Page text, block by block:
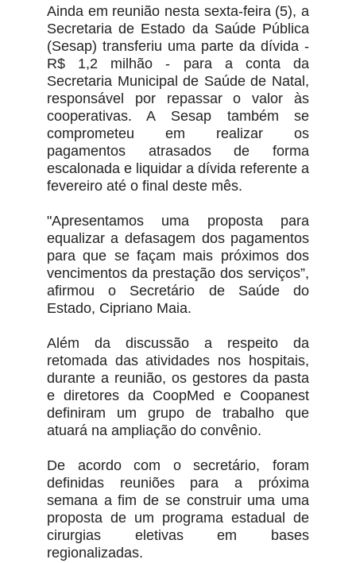
Ainda em reunião nesta sexta-feira (5), a
Secretaria de Estado da Saúde Pública
(Sesap) transferiu uma parte da dívida -
R$ 1,2 milhão - para a conta da
Secretaria Municipal de Saúde de Natal,
responsável por repassar o valor às
cooperativas. A Sesap também se
comprometeu em realizar os
pagamentos atrasados de forma
escalonada e liquidar a dívida referente a
fevereiro até o final deste mês.
"Apresentamos uma proposta para
equalizar a defasagem dos pagamentos
para que se façam mais próximos dos
vencimentos da prestação dos serviços”,
afirmou o Secretário de Saúde do
Estado, Cipriano Maia.
Além da discussão a respeito da
retomada das atividades nos hospitais,
durante a reunião, os gestores da pasta
e diretores da CoopMed e Coopanest
definiram um grupo de trabalho que
atuará na ampliação do convênio.
De acordo com o secretário, foram
definidas reuniões para a próxima
semana a fim de se construir uma uma
proposta de um programa estadual de
cirurgias eletivas em bases
regionalizadas.